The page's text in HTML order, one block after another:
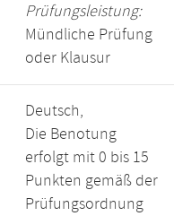
Prüfungsleistung:
Mündliche Prüfung
oder Klausur
Deutsch,
Die Benotung
erfolgt mit 0 bis 15
Punkten gemäß der
Prüfungsordnung